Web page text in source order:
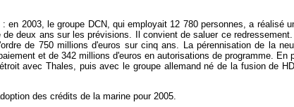
2003, le groupe DCN, qui employait 12 780 personnes, a réalisé
deux ans sur les prévisions. Il convient de saluer ce
de 750 millions d'euros sur cinq ans. La pérennisation de la
et de 342 millions d'euros en autorisations de programme. En
avec Thales, puis avec le groupe allemand né de la fusion de
des crédits de la marine pour 2005.